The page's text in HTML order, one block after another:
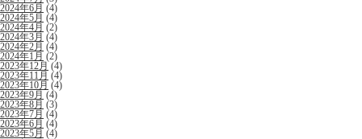
2024年6月 (4)
2024年5月 (4)
2024年4月 (2)
2024年3月 (4)
2024年2月 (4)
2024年1月 (2)
2023年12月(4)
2023年11月 (4)
2023年10月 (4)
2023年9月 (4)
2023年8月 (3)
2023年7月 (4)
2023年6月 (4)
2023年5月 (4)